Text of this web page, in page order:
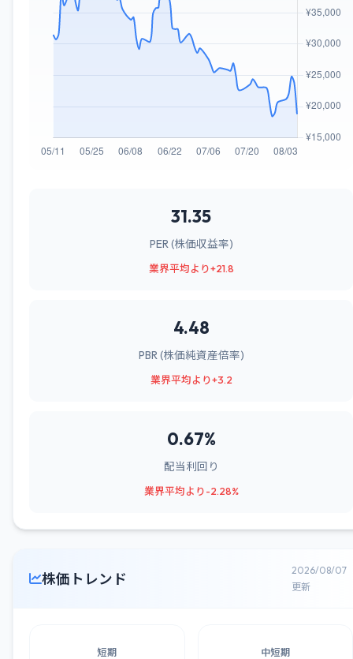
31.35
PER (株価収益率)
業界平均より+21.8
4.48
PBR (株価純資産倍率)
業界平均より+3.2
0.67%
配当利回り
業界平均より-2.28%
株価トレンド
2026/08/07
更新
短期 中短期